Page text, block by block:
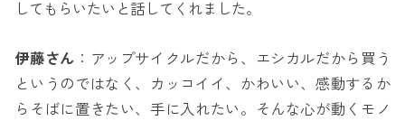
してもらいたいと話してくれました。
伊藤さん ：アップサイクルだから、エシカルだから買う
というのではなく、カッコイイ、かわいい、感動するか
らそばに置きたい、手に入れたい。そんな心が動くモノ